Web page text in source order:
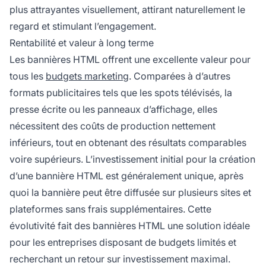
plus attrayantes visuellement, attirant naturellement le
regard et stimulant l’engagement.
Rentabilité et valeur à long terme
Les bannières HTML offrent une excellente valeur pour
tous les budgets marketing. Comparées à d’autres
formats publicitaires tels que les spots télévisés, la
presse écrite ou les panneaux d’affichage, elles
nécessitent des coûts de production nettement
inférieurs, tout en obtenant des résultats comparables
voire supérieurs. L’investissement initial pour la création
d’une bannière HTML est généralement unique, après
quoi la bannière peut être diffusée sur plusieurs sites et
plateformes sans frais supplémentaires. Cette
évolutivité fait des bannières HTML une solution idéale
pour les entreprises disposant de budgets limités et
recherchant un retour sur investissement maximal.